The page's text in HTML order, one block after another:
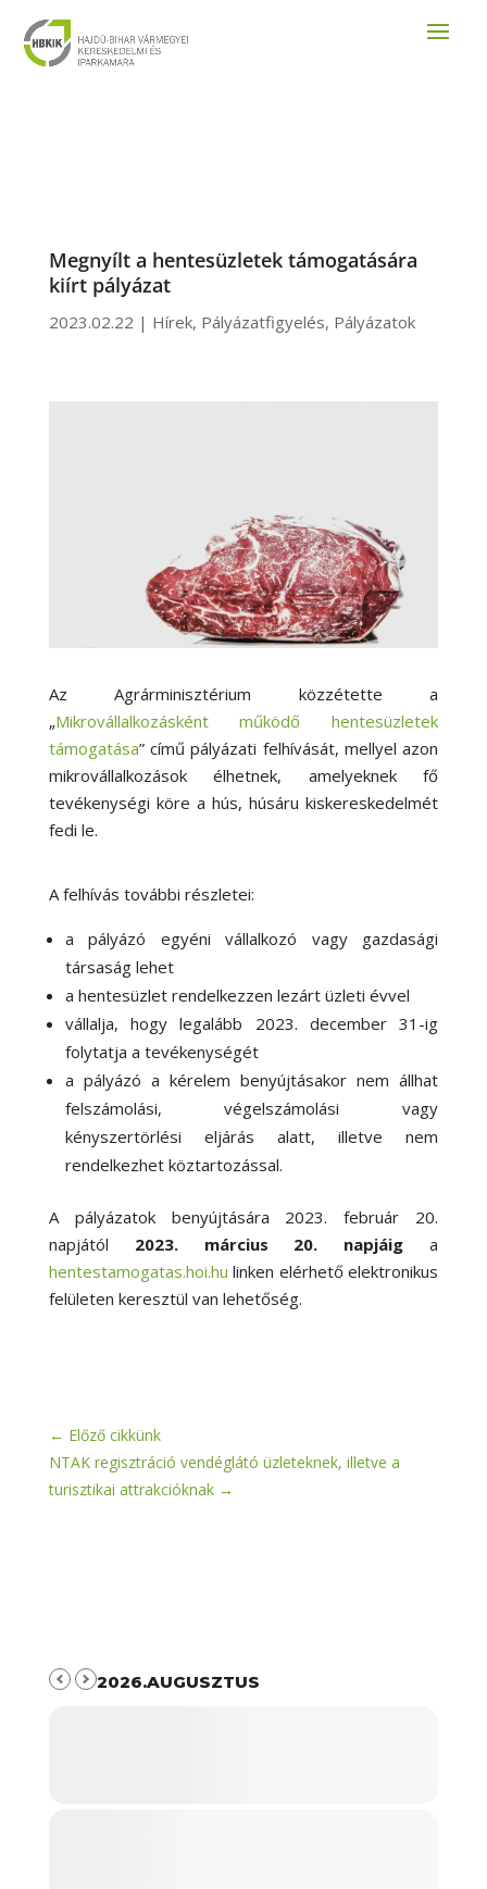
Megnyílt a hentesüzletek támogatására
kiírt pályázat
2023.02.22 | Hírek, Pályázatfigyelés, Pályázatok
Az Agrárminisztérium közzétette a
„Mikrovállalkozásként működő hentesüzletek
támogatása” című pályázati felhívását, mellyel azon
mikrovállalkozások élhetnek, amelyeknek fő
tevékenységi köre a hús, húsáru kiskereskedelmét
fedi le.
A felhívás további részletei:
a pályázó egyéni vállalkozó vagy gazdasági
társaság lehet
a hentesüzlet rendelkezzen lezárt üzleti évvel
vállalja, hogy legalább 2023. december 31-ig
folytatja a tevékenységét
a pályázó a kérelem benyújtásakor nem állhat
felszámolási, végelszámolási vagy
kényszertörlési eljárás alatt, illetve nem
rendelkezhet köztartozással.
A pályázatok benyújtására 2023. február 20.
napjától 2023. március 20. napjáig a
hentestamogatas.hoi.hu linken elérhető elektronikus
felületen keresztül van lehetőség.
← Előző cikkünk
NTAK regisztráció vendéglátó üzleteknek, illetve a
turisztikai attrakcióknak→
2026.AUGUSZTUS